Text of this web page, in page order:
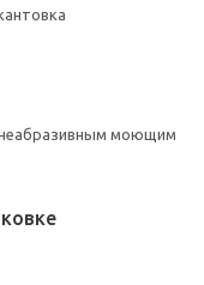
моющим